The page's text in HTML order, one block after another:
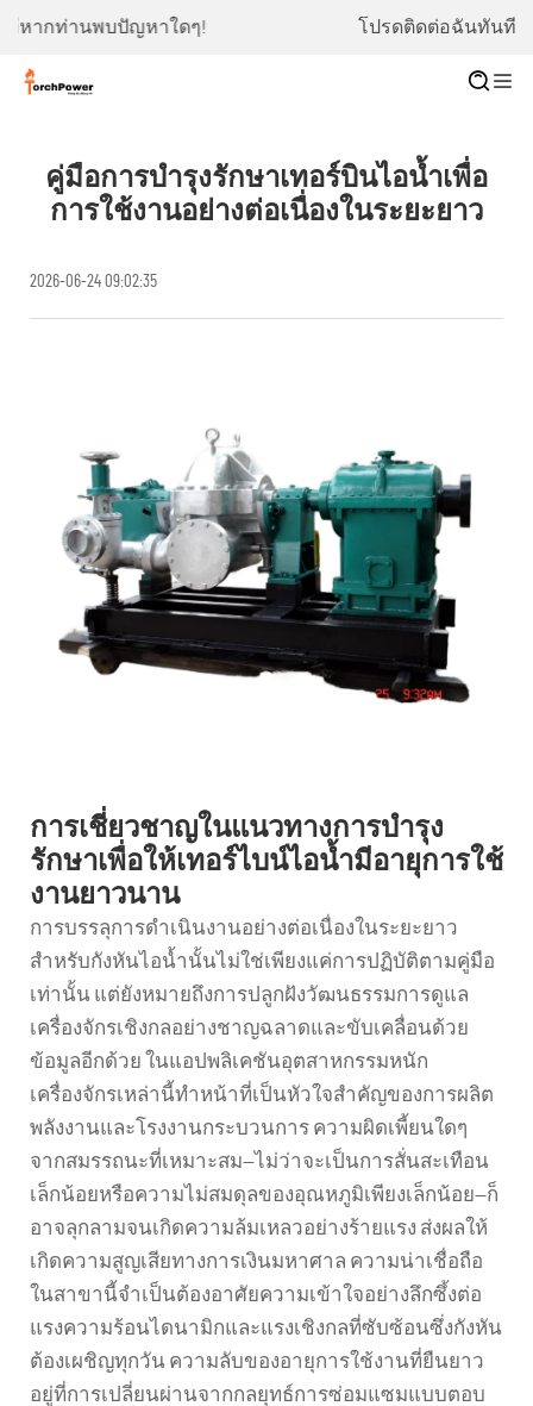
โปรดติดต่อฉันทันทีหากท่านพบปัญหาใดๆ!
คู่มือการบำรุงรักษาเทอร์บินไอน้ำเพื่อ
การใช้งานอย่างต่อเนื่องในระยะยาว
2026-06-24 09:02:35
การเชี่ยวชาญในแนวทางการบำรุง
รักษาเพื่อให้เทอร์ไบน์ไอน้ำมีอายุการใช้
งานยาวนาน
การบรรลุการดำเนินงานอย่างต่อเนื่องในระยะยาว
สำหรับกังหันไอน้ำนั้นไม่ใช่เพียงแค่การปฏิบัติตามคู่มือ
เท่านั้น แต่ยังหมายถึงการปลูกฝังวัฒนธรรมการดูแล
เครื่องจักรเชิงกลอย่างชาญฉลาดและขับเคลื่อนด้วย
ข้อมูลอีกด้วย ในแอปพลิเคชันอุตสาหกรรมหนัก
เครื่องจักรเหล่านี้ทำหน้าที่เป็นหัวใจสำคัญของการผลิต
พลังงานและโรงงานกระบวนการ ความผิดเพี้ยนใดๆ
จากสมรรถนะที่เหมาะสม—ไม่ว่าจะเป็นการสั่นสะเทือน
เล็กน้อยหรือความไม่สมดุลของอุณหภูมิเพียงเล็กน้อย—ก็
อาจลุกลามจนเกิดความล้มเหลวอย่างร้ายแรง ส่งผลให้
เกิดความสูญเสียทางการเงินมหาศาล ความน่าเชื่อถือ
ในสาขานี้จำเป็นต้องอาศัยความเข้าใจอย่างลึกซึ้งต่อ
แรงความร้อนไดนามิกและแรงเชิงกลที่ซับซ้อนซึ่งกังหัน
ต้องเผชิญทุกวัน ความลับของอายุการใช้งานที่ยืนยาว
อยู่ที่การเปลี่ยนผ่านจากกลยุทธ์การซ่อมแซมแบบตอบ